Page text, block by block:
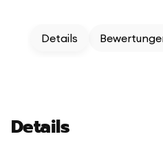
Details
Details